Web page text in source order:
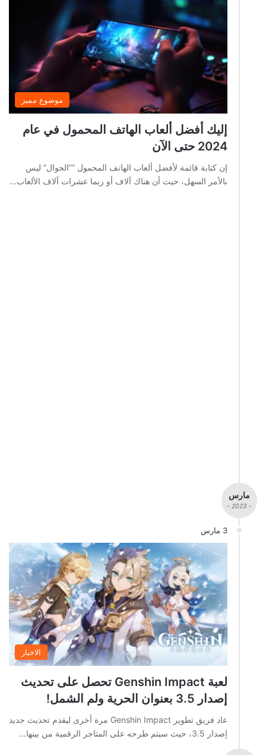
موضوع مميز
إليك أفضل ألعاب الهاتف المحمول في عام
2024 حتى الآن
إن كتابة قائمة لأفضل ألعاب الهاتف المحمول “”الجوال” ليس
بالأمر السهل، حيث أن هناك آلاف أو ربما عشرات آلاف الألعاب…
مارس
- 2023 -
3 مارس
الاخبار
لعبة Genshin Impact تحصل على تحديث
إصدار 3.5 بعنوان الحرية ولم الشمل!
عاد فريق تطوير Genshin Impact مرة أخرى ليقدم تحديث جديد
إصدار 3.5، حيث سيتم طرحه على المتاجر الرقمية من بينها…